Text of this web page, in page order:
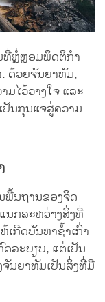
ທີ່ຫຼໍ່ຫຼອມພຶດຕິກຳ
. ດ້ວຍຈັນຍາທັມ,
ໄວ້ວາງໃຈ ແລະ
ນກຸນແຈສູ່ຄວາມ
ນຖານຂອງຈິດ
ນກລະຫວ່າງສິ່ງທີ່
ເກີດບັນຫາຊ້ຳເກົ່າ
ລະບຽບ, ແຕ່ເປັນ
ນຍາທັມເປັນສິ່ງທີ່ມີ